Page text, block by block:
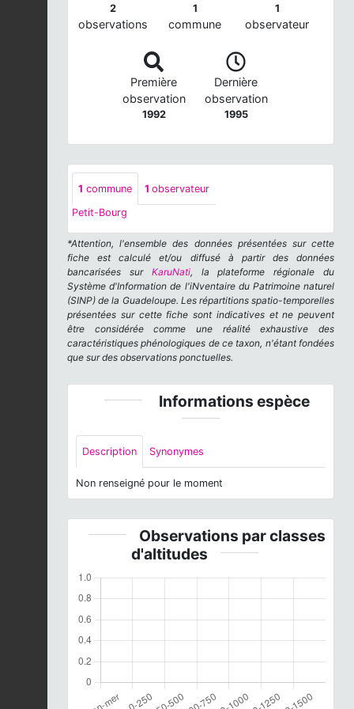
2
observations
1
commune
1
observateur
Première
observation
1992
Dernière
observation
1995
1 commune 1 observateur
Petit-Bourg
*Attention, l'ensemble des données présentées sur cette
fiche est calculé et/ou diffusé à partir des données
bancarisées sur KaruNati, la plateforme régionale du
Système d'Information de l'iNventaire du Patrimoine naturel
(SINP) de la Guadeloupe. Les répartitions spatio-temporelles
présentées sur cette fiche sont indicatives et ne peuvent
être considérée comme une réalité exhaustive des
caractéristiques phénologiques de ce taxon, n'étant fondées
que sur des observations ponctuelles.
Informations espèce
Description Synonymes
Non renseigné pour le moment
Observations par classes
d'altitudes